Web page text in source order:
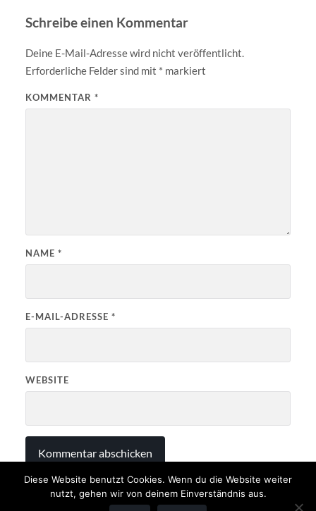
Schreibe einen Kommentar
Deine E-Mail-Adresse wird nicht veröffentlicht.
Erforderliche Felder sind mit * markiert
KOMMENTAR *
NAME *
E-MAIL-ADRESSE *
WEBSITE
Diese Website benutzt Cookies. Wenn du die Website weiter
nutzt, gehen wir von deinem Einverständnis aus.